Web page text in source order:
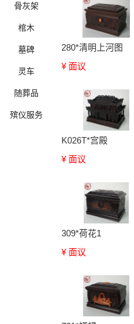
骨灰架
棺木
墓碑
灵车
随葬品
殡仪服务
280*清明上河图
¥ 面议
K026T*宫殿
¥ 面议
309*荷花1
¥ 面议